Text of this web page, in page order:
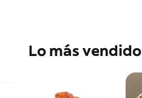
Lo más vendido